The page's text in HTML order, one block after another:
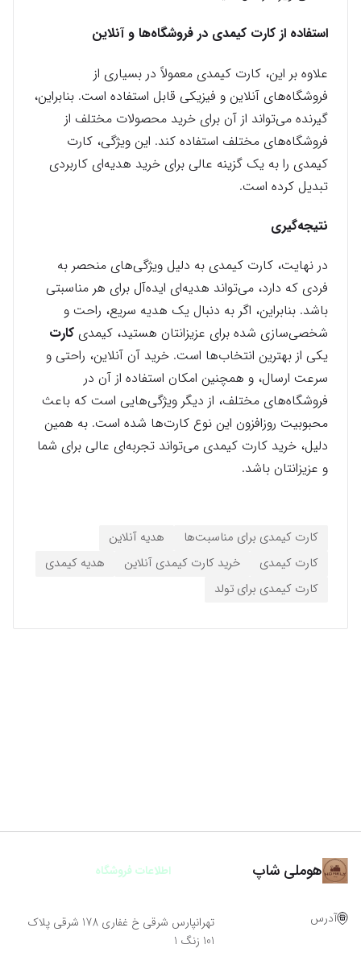
استفاده از کارت کیمدی در فروشگاه‌ها و آنلاین
علاوه بر این، کارت کیمدی معمولاً در بسیاری از
فروشگاه‌های آنلاین و فیزیکی قابل استفاده است. بنابراین،
گیرنده می‌تواند از آن برای خرید محصولات مختلف از
فروشگاه‌های مختلف استفاده کند. این ویژگی، کارت
کیمدی را به یک گزینه عالی برای خرید هدیه‌ای کاربردی
تبدیل کرده است.
نتیجه‌گیری
در نهایت، کارت کیمدی به دلیل ویژگی‌های منحصر به
فردی که دارد، می‌تواند هدیه‌ای ایده‌آل برای هر مناسبتی
باشد. بنابراین، اگر به دنبال یک هدیه سریع، راحت و
شخصی‌سازی شده برای عزیزانتان هستید، کیمدی کارت
یکی از بهترین انتخاب‌ها است. خرید آن آنلاین، راحتی و
سرعت ارسال، و همچنین امکان استفاده از آن در
فروشگاه‌های مختلف، از دیگر ویژگی‌هایی است که باعث
محبوبیت روزافزون این نوع کارت‌ها شده است. به همین
دلیل، خرید کارت کیمدی می‌تواند تجربه‌ای عالی برای شما
و عزیزانتان باشد.
کارت کیمدی برای مناسبت‌ها
هدیه آنلاین
کارت کیمدی
خرید کارت کیمدی آنلاین
هدیه کیمدی
کارت کیمدی برای تولد
هوملی شاپ اطلاعات فروشگاه
آدرس
تهرانپارس شرقی خ غفاری 178 شرقی پلاک
101 زنگ 1